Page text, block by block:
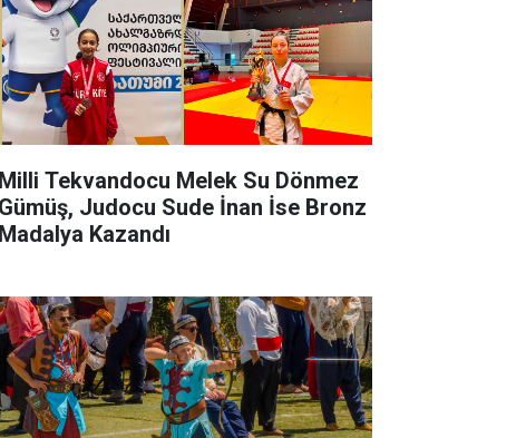
Milli Tekvandocu Melek Su Dönmez
Gümüş, Judocu Sude İnan İse Bronz
Madalya Kazandı